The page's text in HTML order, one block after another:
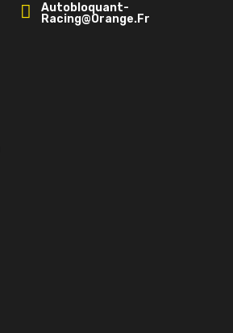
Autobloquant-
Racing@orange.fr